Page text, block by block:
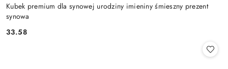
Kubek premium dla synowej urodziny imieniny śmieszny prezent
synowa
Cena:
33.58